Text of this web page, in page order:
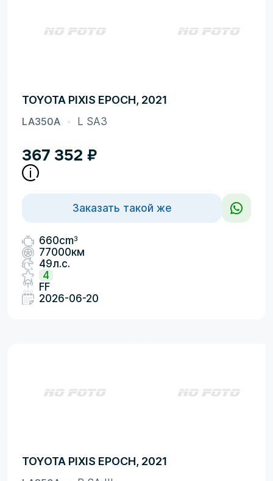
TOYOTA PIXIS EPOCH, 2021
LA350A L SA3
367 352 ₽
Заказать такой же
660cm3
77000км
49л.с.
4
FF
2026-06-20
TOYOTA PIXIS EPOCH, 2021